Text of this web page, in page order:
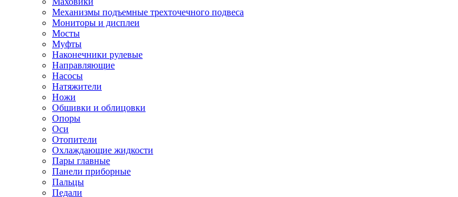
Механизмы подъемные трехточечного подвеса
Мониторы и дисплеи
Мосты
Муфты
Наконечники рулевые
Направляющие
Насосы
Натяжители
Ножи
Обшивки и облицовки
Опоры
Оси
Отопители
Охлаждающие жидкости
Пары главные
Панели приборные
Пальцы
Педали